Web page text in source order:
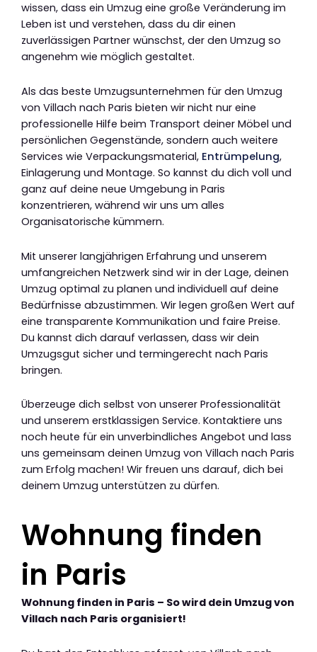
wissen, dass ein Umzug eine große Veränderung im
Leben ist und verstehen, dass du dir einen
zuverlässigen Partner wünschst, der den Umzug so
angenehm wie möglich gestaltet.
Als das beste Umzugsunternehmen für den Umzug
von Villach nach Paris bieten wir nicht nur eine
professionelle Hilfe beim Transport deiner Möbel und
persönlichen Gegenstände, sondern auch weitere
Services wie Verpackungsmaterial, Entrümpelung,
Einlagerung und Montage. So kannst du dich voll und
ganz auf deine neue Umgebung in Paris
konzentrieren, während wir uns um alles
Organisatorische kümmern.
Mit unserer langjährigen Erfahrung und unserem
umfangreichen Netzwerk sind wir in der Lage, deinen
Umzug optimal zu planen und individuell auf deine
Bedürfnisse abzustimmen. Wir legen großen Wert auf
eine transparente Kommunikation und faire Preise.
Du kannst dich darauf verlassen, dass wir dein
Umzugsgut sicher und termingerecht nach Paris
bringen.
Überzeuge dich selbst von unserer Professionalität
und unserem erstklassigen Service. Kontaktiere uns
noch heute für ein unverbindliches Angebot und lass
uns gemeinsam deinen Umzug von Villach nach Paris
zum Erfolg machen! Wir freuen uns darauf, dich bei
deinem Umzug unterstützen zu dürfen.
Wohnung finden
in Paris
Wohnung finden in Paris – So wird dein Umzug von
Villach nach Paris organisiert!